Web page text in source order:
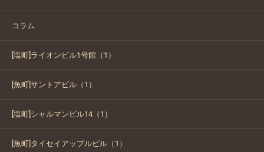
コラム
[塩町]ライオンビル1号館（1）
[魚町]サントアビル（1）
[塩町]シャルマンビル14（1）
[魚町]タイセイアップルビル（1）